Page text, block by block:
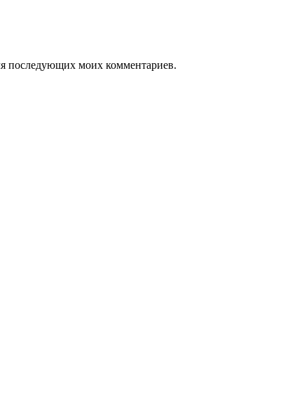
последующих моих комментариев.